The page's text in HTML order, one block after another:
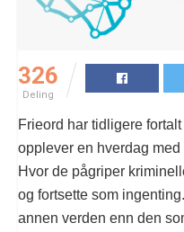
326
Deling
Frieord har tidligere
opplever en hverdag med
Hvor de pågriper
og fortsette som
annen verden enn den